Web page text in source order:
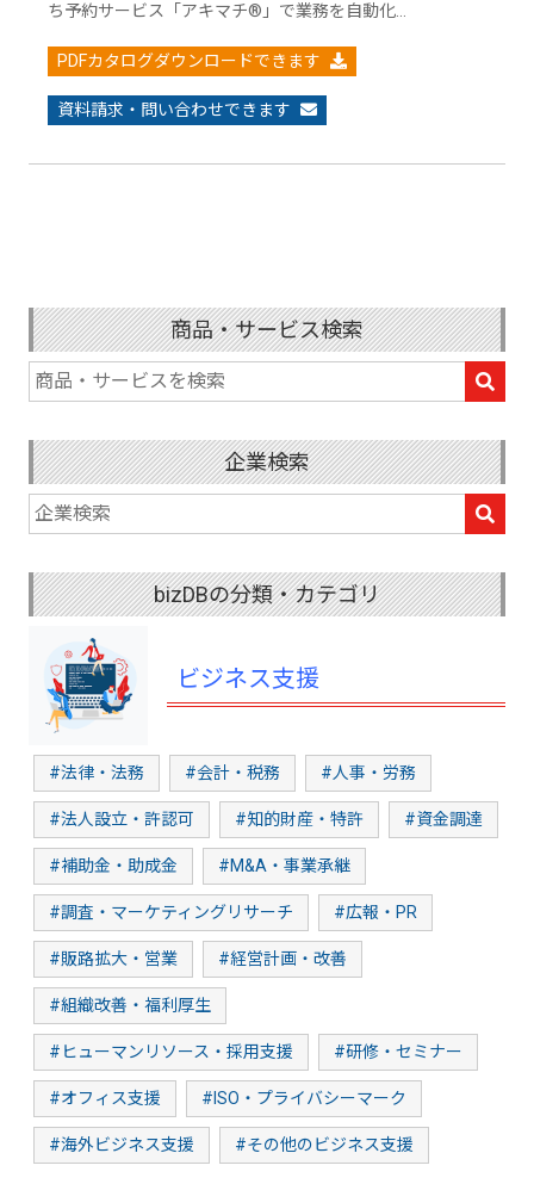
ち予約サービス「アキマチ®」で業務を自動化…
PDFカタログダウンロードできます
資料請求・問い合わせできます
商品・サービス検索
企業検索
bizDBの分類・カテゴリ
ビジネス支援
#法律・法務 #会計・税務 #人事・労務
#法人設立・許認可 #知的財産・特許 #資金調達
#補助金・助成金 #M&A・事業承継
#調査・マーケティングリサーチ #広報・PR
#販路拡大・営業 #経営計画・改善
#組織改善・福利厚生
#ヒューマンリソース・採用支援 #研修・セミナー
#オフィス支援 #ISO・プライバシーマーク
#海外ビジネス支援 #その他のビジネス支援